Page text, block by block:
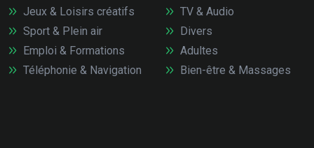
Jeux & Loisirs créatifs
Sport & Plein air
Emploi & Formations
Téléphonie & Navigation
TV & Audio
Divers
Adultes
Bien-être & Massages